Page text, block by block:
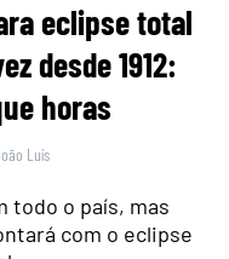
eclipse total
desde 1912:
horas
Luís
todo o país, mas
com o eclipse